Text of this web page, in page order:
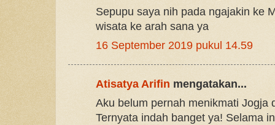
Sepupu saya nih pada ngajakin ke
wisata ke arah sana ya
16 September 2019 pukul 14.59
Atisatya Arifin mengatakan...
Aku belum pernah menikmati Jogja
Ternyata indah banget ya! Selama